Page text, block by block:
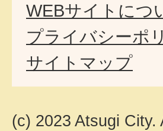
WEBサイトにつ
プライバシーポ
サイトマップ
(c) 2023 Atsugi